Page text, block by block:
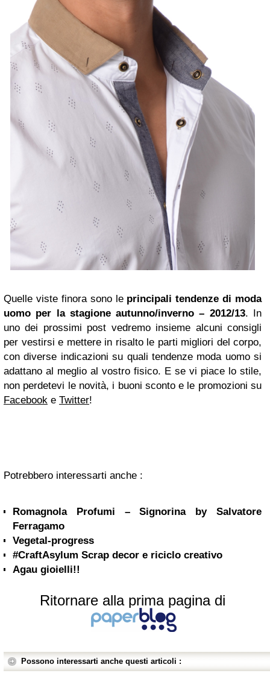
Quelle viste finora sono leprincipali tendenze di moda
uomo per la stagione autunno/inverno – 2012/13. In
uno dei prossimi post vedremo insieme alcuni consigli
per vestirsi e mettere in risalto le parti migliori del corpo,
con diverse indicazioni su quali tendenze moda uomo si
adattano al meglio al vostro fisico. E se vi piace lo stile,
non perdetevi le novità, i buoni sconto e le promozioni su
Facebook e Twitter!
Potrebbero interessarti anche :
Romagnola Profumi – Signorina by Salvatore
Ferragamo
Vegetal-progress
#CraftAsylum Scrap decor e riciclo creativo
Agau gioielli!!
Ritornare alla prima pagina di
Possono interessarti anche questi articoli :